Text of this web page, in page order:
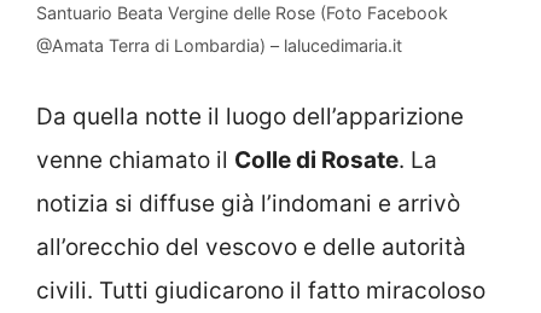
Santuario Beata Vergine delle Rose (Foto Facebook
@Amata Terra di Lombardia) – lalucedimaria.it
Da quella notte il luogo dell’apparizione
venne chiamato il Colle di Rosate. La
notizia si diffuse già l’indomani e arrivò
all’orecchio del vescovo e delle autorità
civili. Tutti giudicarono il fatto miracoloso